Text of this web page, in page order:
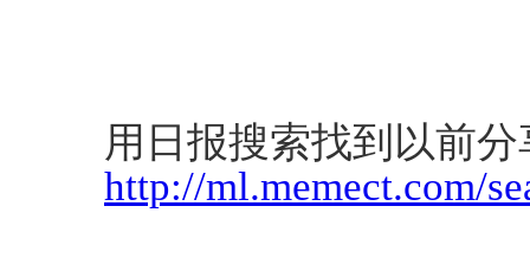
用日报搜索找到以前
http://ml.memect.com/